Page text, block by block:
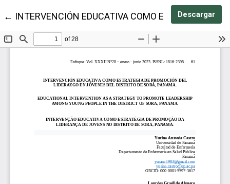
← Volver a los detalles del artículo
INTERVENCIÓN EDUCATIVA COMO ESTRATEGIA
Descargar